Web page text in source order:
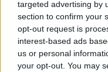
targeted advertising by
section to confirm your
opt-out request is
interest-based ads
us or personal
your opt-out. You may
szerződésben. A
régiek sorsa, a
KEDVES